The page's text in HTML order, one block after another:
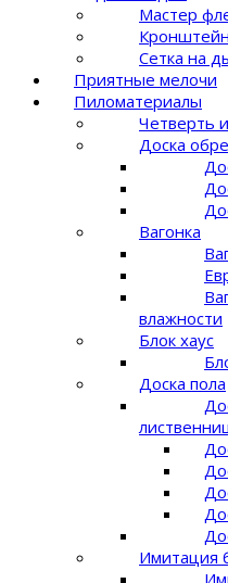
Мастер
Сетка на
Приятные мелочи
Пиломатериалы
Четверть
Доска
Вагонка
влажности
Блок хаус
Доска пола
Имитация